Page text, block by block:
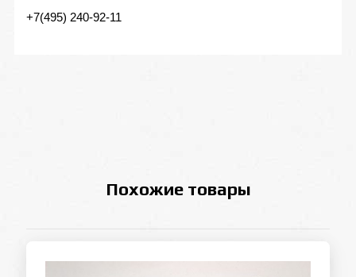
+7(495) 240-92-11
Похожие товары